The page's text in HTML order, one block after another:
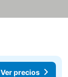
Ver precios